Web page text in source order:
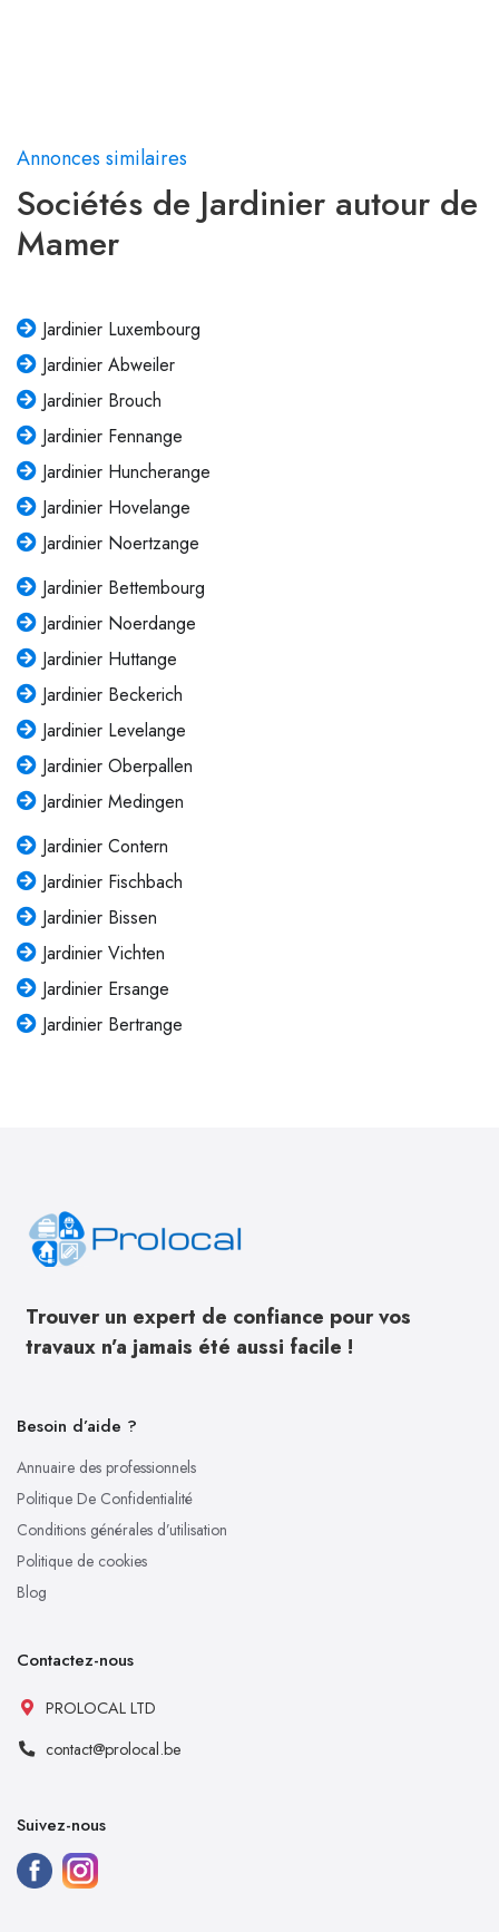
Annonces similaires
Sociétés de Jardinier autour de
Mamer
Jardinier Luxembourg
Jardinier Abweiler
Jardinier Brouch
Jardinier Fennange
Jardinier Huncherange
Jardinier Hovelange
Jardinier Noertzange
Jardinier Bettembourg
Jardinier Noerdange
Jardinier Huttange
Jardinier Beckerich
Jardinier Levelange
Jardinier Oberpallen
Jardinier Medingen
Jardinier Contern
Jardinier Fischbach
Jardinier Bissen
Jardinier Vichten
Jardinier Ersange
Jardinier Bertrange
Trouver un expert de confiance pour vos
travaux n’a jamais été aussi facile !
Besoin d’aide ?
Annuaire des professionnels
Politique De Confidentialité
Conditions générales d’utilisation
Politique de cookies
Blog
Contactez-nous
PROLOCAL LTD
contact@prolocal.be
Suivez-nous